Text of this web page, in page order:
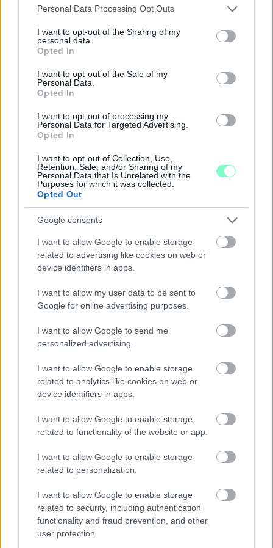
Please note that this website/app uses one or more Google
not limited to your visit or usage behaviour. You may click to
grant or deny consent to Google and its third-party tags to
use your data for below specified purposes in below Google
consent section.
Personal Data Processing Opt Outs
I want to opt-out of the Sharing of my
personal data.
Opted In
I want to opt-out of the Sale of my
Personal Data.
Opted In
I want to opt-out of processing my
Personal Data for Targeted Advertising.
Opted In
I want to opt-out of Collection, Use,
Retention, Sale, and/or Sharing of my
Personal Data that Is Unrelated with the
Purposes for which it was collected.
Opted Out
Google consents
I want to allow Google to enable storage
related to advertising like cookies on web or
device identifiers in apps.
I want to allow my user data to be sent to
Google for online advertising purposes.
I want to allow Google to send me
personalized advertising.
I want to allow Google to enable storage
related to analytics like cookies on web or
device identifiers in apps.
I want to allow Google to enable storage
related to functionality of the website or app.
I want to allow Google to enable storage
related to personalization.
I want to allow Google to enable storage
related to security, including authentication
functionality and fraud prevention, and other
user protection.
ENERGIATAKARÉKOSSÁG: KORÁBBAN KEZDŐDIK
MÉRKŐZÉSE
Az energiaellátás tehermentesítése érdekében másfél órával
kezdését.
BAROKK POMPÁBA ÖLTÖZIK A BELVÁROS:
HÉTVÉGÉN RENDEZIK MEG A XXXIII. GYŐRI BAROKK
ESKÜVŐT
Jubileumi fogadalom megerősítés, történelmi felvonulás,
tűzshow és vezetett séták is várják az érdeklődőket augusztus
7–8-án.
Szólj hozzá!